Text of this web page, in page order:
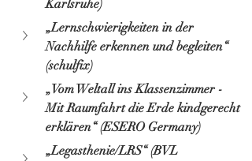
Karlsruhe)
„Lernschwierigkeiten in der
Nachhilfe erkennen und begleiten“
(schulfix)
„Vom Weltall ins Klassenzimmer -
Mit Raumfahrt die Erde kindgerecht
erklären“ (ESERO Germany)
„Legasthenie/LRS“ (BVL